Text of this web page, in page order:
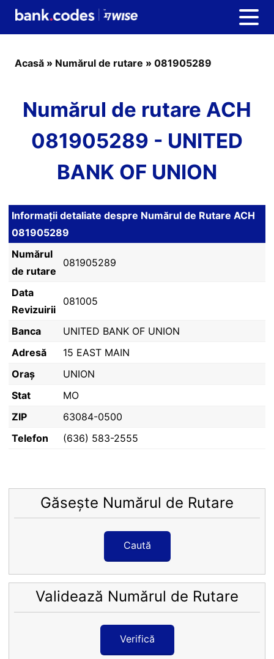
Acasă » Numărul de rutare » 081905289
Numărul de rutare ACH
081905289 - UNITED
BANK OF UNION
Informații detaliate despre Numărul de Rutare ACH
081905289
Numărul
de rutare
081905289
Data
Revizuirii
081005
Banca
UNITED BANK OF UNION
Adresă
15 EAST MAIN
Oraș
UNION
Stat
MO
ZIP
63084-0500
Telefon
(636) 583-2555
Găsește Numărul de Rutare
Caută
Validează Numărul de Rutare
Verifică